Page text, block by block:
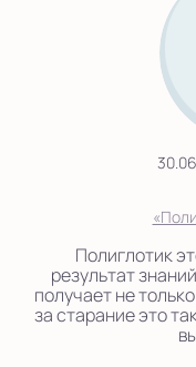
Полиглотик
результат
получает не
за старание это